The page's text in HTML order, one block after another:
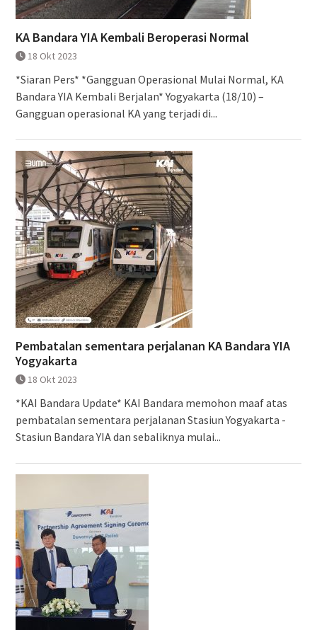
KA Bandara YIA Kembali Beroperasi Normal
18 Okt 2023
*Siaran Pers* *Gangguan Operasional Mulai Normal, KA
Bandara YIA Kembali Berjalan* Yogyakarta (18/10) –
Gangguan operasional KA yang terjadi di...
Pembatalan sementara perjalanan KA Bandara YIA
Yogyakarta
18 Okt 2023
*KAI Bandara Update* KAI Bandara memohon maaf atas
pembatalan sementara perjalanan Stasiun Yogyakarta -
Stasiun Bandara YIA dan sebaliknya mulai...